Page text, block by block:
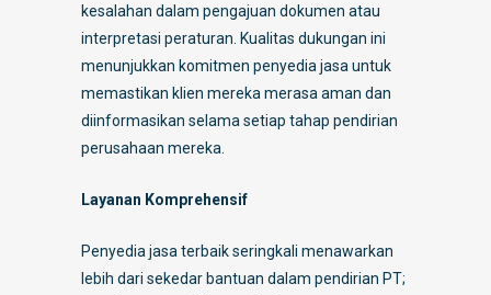
kesalahan dalam pengajuan dokumen atau
interpretasi peraturan. Kualitas dukungan ini
menunjukkan komitmen penyedia jasa untuk
memastikan klien mereka merasa aman dan
diinformasikan selama setiap tahap pendirian
perusahaan mereka.
Layanan Komprehensif
Penyedia jasa terbaik seringkali menawarkan
lebih dari sekedar bantuan dalam pendirian PT;